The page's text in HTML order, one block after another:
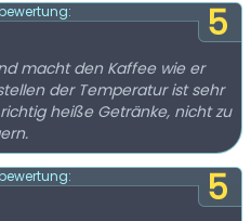
5
macht den Kaffee wie er
der Temperatur ist sehr
heiße Getränke, nicht zu
5